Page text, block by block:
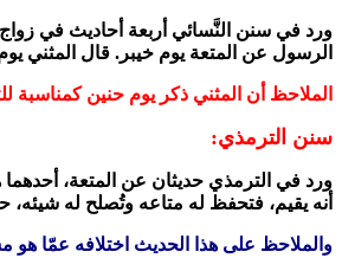
ورد في سنن النَّسائي أربعة أحاديث في
الرسول عن المتعة يوم خيبر. قال المثني
الملاحظ أن المثني ذكر يوم حنين كمناسبة
سنن الترمذي:
ورد في الترمذي حديثان عن المتعة،
أنه يقيم، فتحفظ له متاعه وتُصلح له شيئه، حتى إذا نزلت إِلاَّ
والملاحظ على هذا الحديث اختلافه عمّا